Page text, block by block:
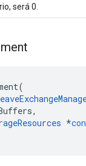
será 0.
(
,
*